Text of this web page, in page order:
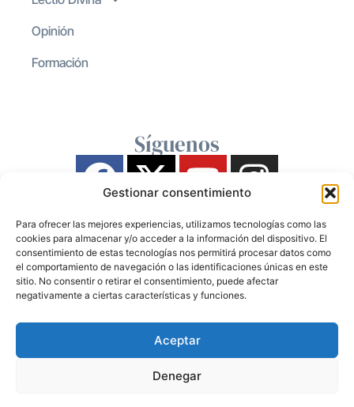
Gestionar consentimiento
Para ofrecer las mejores experiencias, utilizamos tecnologías como las
cookies para almacenar y/o acceder a la información del dispositivo. El
consentimiento de estas tecnologías nos permitirá procesar datos como
el comportamiento de navegación o las identificaciones únicas en este
sitio. No consentir o retirar el consentimiento, puede afectar
negativamente a ciertas características y funciones.
Aceptar
Denegar
Opinión
Formación
Síguenos